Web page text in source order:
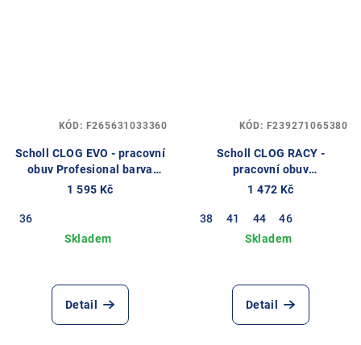
Scholl CLOG EVO - pracovní
obuv Profesional barva
fialová
1 595 Kč
36
Detail
KÓD: F265631033360
Scholl CLOG RACY -
pracovní obuv
PROFESIONAL barva bílá
1 472 Kč
38 41 44 46
Detail
KÓD: F239271065380